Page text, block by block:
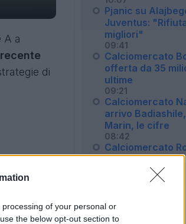
of your personal or
the below opt-out section to
A a
di
Pjanic su
Juventus:
migliori"
09:41
Calciomercato
offerta da 35
ultime
09:21
Calciomercato
arrivo
Marin, le cifre
08:42
Calciomercato
Molina è caccia